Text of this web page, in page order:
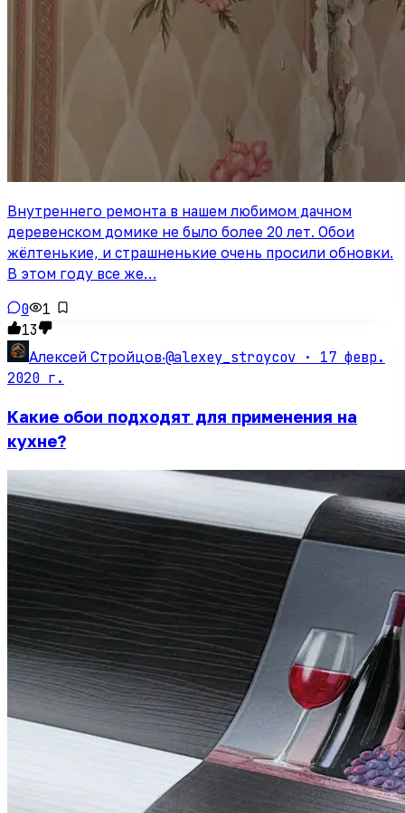
Внутреннего ремонта в нашем любимом дачном
деревенском домике не было более 20 лет. Обои
жёлтенькие, и страшненькие очень просили обновки.
В этом году все же…
0
1
13
Алексей Стройцов·@alexey_stroycov · 17 февр.
2020 г.
Какие обои подходят для применения на
кухне?